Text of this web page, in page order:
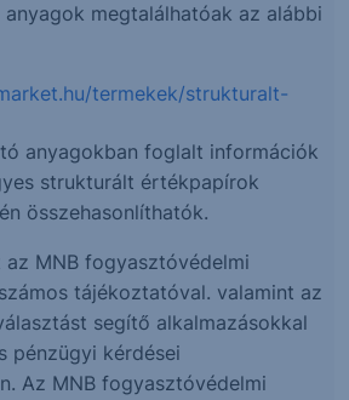
megtalálhatóak az alábbi
termekek/strukturalt-
anyagokban foglalt információk
strukturált értékpapírok
összehasonlíthatók.
az MNB fogyasztóvédelmi
tájékoztatóval. valamint az
segítő alkalmazásokkal
pénzügyi kérdései
Az MNB fogyasztóvédelmi